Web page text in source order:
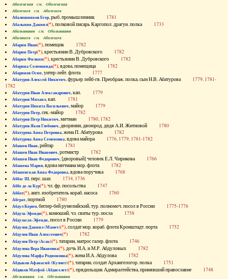
Абаленская см. Оболенская
Абалешев см. Аболешев
Абалишников Егор, рыб. промышленник 1781
Абалыхин Даниил(*), полковой писарь Каргопол. драгун. полка 1733
Абальянинов см. Обольянинов
Абаляшев см. Аболешев
Абарин Иван(*), помещик 1782
Абарин Петр(*), крестьянин В. Дубровского 1782
Абарин Филипп(*), крестьянин В. Дубровского 1782
Абарина Соломонида(*), вдова, помещица 1782
Абаринов Осип, унтер-лейт. флота 1777
Абатуров Алексей Никитич, фурьер лейб-гв. Преображ. полка, сын Н.В. Абатурова 1779, 1781-
1782
Абатуров Иван Александрович, кап. 1779
Абатуров Михаил, кап. 1781
Абатуров Никита Васильевич, майор 1779
Абатуров Петр, сек.-майор 1782
Абатуров Петр Никитич, мичман 1780, 1782
Абатуров Яков Глебович, дворянин, двоюрод. дядя А.И. Житновой 1780
Абатурова Анна Петровна, жена П. Абатурова 1782
Абатурова Анна Семеновна, вдова майора 1776, 1779, 1781-1782
Абашев Иван, рейтар 1781
Абашев Иван Иванович, ротмистр 1782
Абашев Иван Федорович, [дворовый] человек Е.Л. Чирикова 1766
Абашева Мария, вдова мичмана мор. флота 1782
Абашевская Анна Федоровна, вдова поручика 1768
Аббас III, перс. шах 1734, 1736
Аббе де ла Кур(*), чл. фр. посольства 1747
Аббот(*), англ. изобретатель кораб. насоса 1760
Абграт, портной 1780
Абдул Керим, беглер-бей румелийский, тур. полномоч. посол в России 1775-1776
Абдула Эфенди(*), конюший, чл. свиты тур. посла 1758
Абдуласах-Эфенди, посол в России 1779
Абдулов Даниил (Мамет)(*), солдат мор. кораб. флота Кронштадт. порта 1752
Абдулов Иван Алексеевич(*) 1782
Абдулов Петр (Асак)(*), татарин, матрос галер. флота 1746
Абдулова Вера Ивановна(*), дочь И.А. и М.Р. Абдуловых 1782
Абдулова Марфа Родионовна(*), жена И.А. Абдулова 1782
Абдыков Афанасий (Кулмет)(*), татарин, солдат Архангелогор. полка 1751
Абдяков Матфей (Абдяселет)(*), прядильщик Адмиралтейства, принявший православие 1748
Абезьянинов см. Обезьянинов